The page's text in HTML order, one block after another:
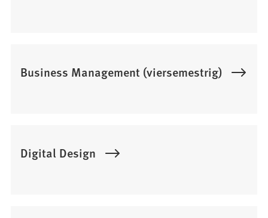
Business Management (viersemestrig)
Digital Design